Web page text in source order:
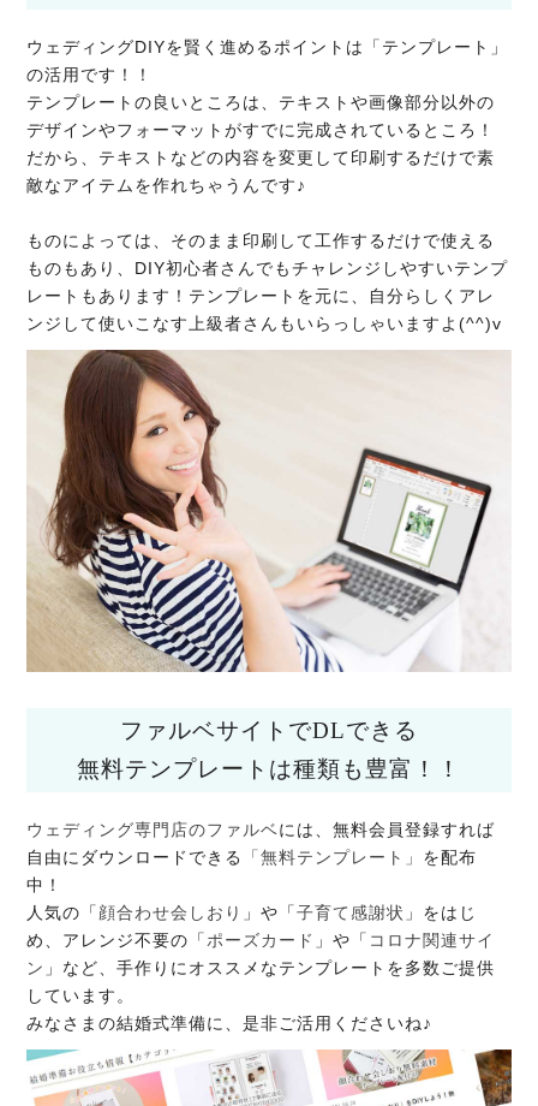
ウェディングDIYを賢く進めるポイントは「テンプレート」
の活用です！！
テンプレートの良いところは、テキストや画像部分以外の
デザインやフォーマットがすでに完成されているところ！
だから、テキストなどの内容を変更して印刷するだけで素
敵なアイテムを作れちゃうんです♪
ものによっては、そのまま印刷して工作するだけで使える
ものもあり、DIY初心者さんでもチャレンジしやすいテンプ
レートもあります！テンプレートを元に、自分らしくアレ
ンジして使いこなす上級者さんもいらっしゃいますよ(^^)v
ファルベサイトでDLできる
無料テンプレートは種類も豊富！！
ウェディング専門店のファルベには、無料会員登録すれば
自由にダウンロードできる
「無料テンプレート」 を配布
中！
人気の「 顔合わせ会しおり 」や「子育て感謝状 」をはじ
め、アレンジ不要の「ポーズカード 」や「 コロナ関連サイ
ン 」など、手作りにオススメなテンプレートを多数ご提供
しています。
みなさまの結婚式準備に、是非ご活用くださいね♪